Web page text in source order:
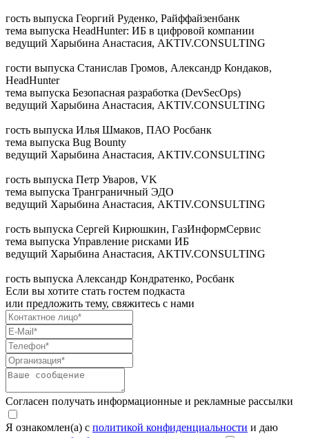
гость выпуска Георгий Руденко, Райффайзенбанк
тема выпуска HeadHunter: ИБ в цифровой компании
ведущий Харыбина Анастасия, AKTIV.CONSULTING
гости выпуска Станислав Громов, Александр Кондаков,
HeadHunter
тема выпуска Безопасная разработка (DevSecOps)
ведущий Харыбина Анастасия, AKTIV.CONSULTING
гость выпуска Илья Шмаков, ПАО Росбанк
тема выпуска Bug Bounty
ведущий Харыбина Анастасия, AKTIV.CONSULTING
гость выпуска Петр Уваров, VK
тема выпуска Транграничный ЭДО
ведущий Харыбина Анастасия, AKTIV.CONSULTING
гость выпуска Сергей Кирюшкин, ГазИнформСервис
тема выпуска Управление рисками ИБ
ведущий Харыбина Анастасия, AKTIV.CONSULTING
гость выпуска Александр Кондратенко, Росбанк
Если вы хотите стать гостем подкаста
или предложить тему, свяжитесь с нами
Согласен получать информационные и рекламные рассылки
Я ознакомлен(а) с политикой конфиденциальности и даю